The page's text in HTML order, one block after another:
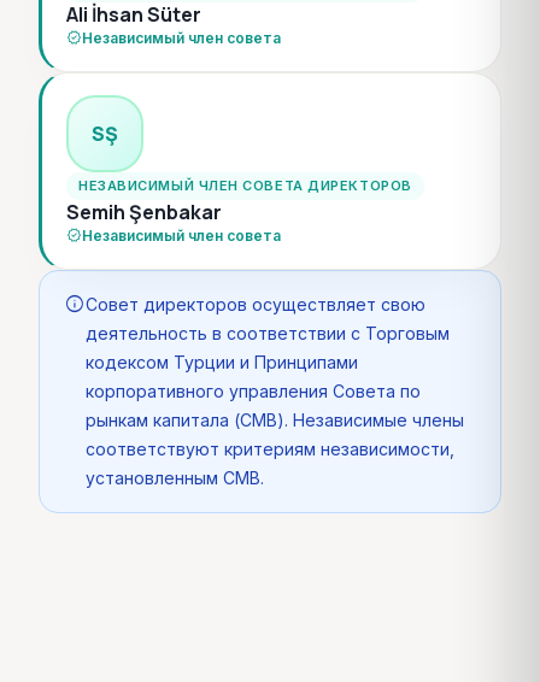
Ali İhsan Süter
verifiedНезависимый член совета
SŞ
НЕЗАВИСИМЫЙ ЧЛЕН СОВЕТА ДИРЕКТОРОВ
Semih Şenbakar
verifiedНезависимый член совета
infoСовет директоров осуществляет свою
деятельность в соответствии с Торговым
кодексом Турции и Принципами
корпоративного управления Совета по
рынкам капитала (CMB). Независимые члены
соответствуют критериям независимости,
установленным CMB.